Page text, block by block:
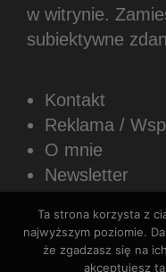
w witrynie.
subiektywne
Kontakt
Reklama /
O mnie
Newsletter
Regulamin
Polityka
Ta strona korzysta z
najwyższym poziomie.
że zgadzasz się na
akceptujesz